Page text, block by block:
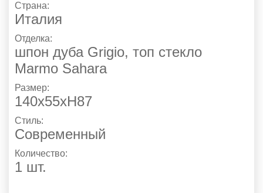
Страна:
Италия
Отделка:
шпон дуба Grigio, топ стекло
Marmo Sahara
Размер:
140х55хH87
Стиль:
Современный
Количество:
1 шт.